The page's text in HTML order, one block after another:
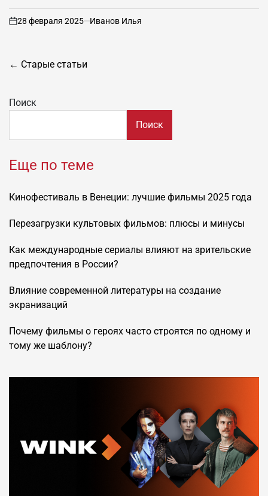
вкл
28 февраля 2025 Иванов Илья
Навигация
записям
← Старые статьи
Поиск
Поиск
Еще по теме
Кинофестиваль в Венеции: лучшие фильмы 2025 года
Перезагрузки культовых фильмов: плюсы и минусы
Как международные сериалы влияют на зрительские
предпочтения в России?
Влияние современной литературы на создание
экранизаций
Почему фильмы о героях часто строятся по одному и
тому же шаблону?